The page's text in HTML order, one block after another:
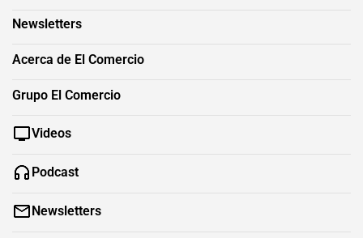
Newsletters
Acerca de El Comercio
Grupo El Comercio
Videos
Podcast
Newsletters